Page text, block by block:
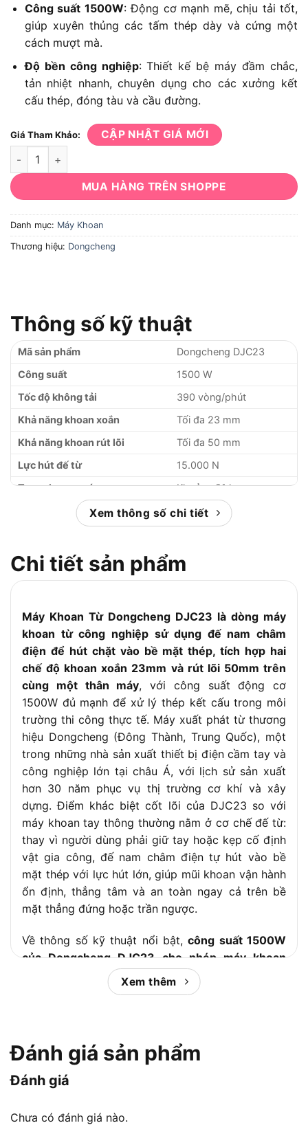
Công suất 1500W: Động cơ mạnh mẽ, chịu tải tốt,
giúp xuyên thủng các tấm thép dày và cứng một
cách mượt mà.
Độ bền công nghiệp: Thiết kế bệ máy đầm chắc,
tản nhiệt nhanh, chuyên dụng cho các xưởng kết
cấu thép, đóng tàu và cầu đường.
Giá Tham Khảo: CẬP NHẬT GIÁ MỚI
Máy Khoan Từ Dongcheng DJC23: 1500W, Khoan Xoắn
MUA HÀNG TRÊN SHOPPE
Danh mục: Máy Khoan
Thương hiệu: Dongcheng
Thông số kỹ thuật
Mã sản phẩm
Dongcheng DJC23
Công suất
1500 W
Tốc độ không tải
390 vòng/phút
Khả năng khoan xoắn
Tối đa 23 mm
Khả năng khoan rút lõi
Tối đa 50 mm
Lực hút đế từ
15.000 N
Trọng lượng máy
Khoảng 21 kg
Xem thông số chi tiết
Chi tiết sản phẩm
Máy Khoan Từ Dongcheng DJC23 là dòng máy
khoan từ công nghiệp sử dụng đế nam châm
điện để hút chặt vào bề mặt thép, tích hợp hai
chế độ khoan xoắn 23mm và rút lõi 50mm trên
cùng một thân máy, với công suất động cơ
1500W đủ mạnh để xử lý thép kết cấu trong môi
trường thi công thực tế. Máy xuất phát từ thương
hiệu Dongcheng (Đông Thành, Trung Quốc), một
trong những nhà sản xuất thiết bị điện cầm tay và
công nghiệp lớn tại châu Á, với lịch sử sản xuất
hơn 30 năm phục vụ thị trường cơ khí và xây
dựng. Điểm khác biệt cốt lõi của DJC23 so với
máy khoan tay thông thường nằm ở cơ chế đế từ:
thay vì người dùng phải giữ tay hoặc kẹp cố định
vật gia công, đế nam châm điện tự hút vào bề
mặt thép với lực hút lớn, giúp mũi khoan vận hành
ổn định, thẳng tâm và an toàn ngay cả trên bề
mặt thẳng đứng hoặc trần ngược.
Về thông số kỹ thuật nổi bật,công suất 1500W
của Dongcheng DJC23 cho phép máy khoan
xuyên qua thép kết cấu dày đến 30-50mm
loại vật liệu và mũi khoan được sử dụng, trong khi
năng rút lõi 50mm đáp ứng các ứng dụng lỗ lớn
trong đóng tàu, cầu thép và tháp công nghiệp. Hai
thông số này không đơn thuần là con số kỹ thuật
thể đảm nhận từ gia công cơ khí nhỏ đến thi công
kết cấu thép hạng trung.
Xem thêm
Đánh giá sản phẩm
Đánh giá
Chưa có đánh giá nào.